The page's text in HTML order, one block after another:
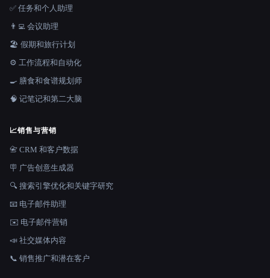
✅ 任务和个人助理
👨‍💻 会议助理
🏖 假期和旅行计划
⚙️ 工作流程和自动化
🍳 膳食和食谱规划师
🧠 记笔记和第二大脑
📈销售与营销
📇 CRM 和客户数据
🪧 广告创意生成器
🔍 搜索引擎优化和关键字研究
📧 电子邮件助理
✉️ 电子邮件营销
📣 社交媒体内容
📞 销售推广和潜在客户